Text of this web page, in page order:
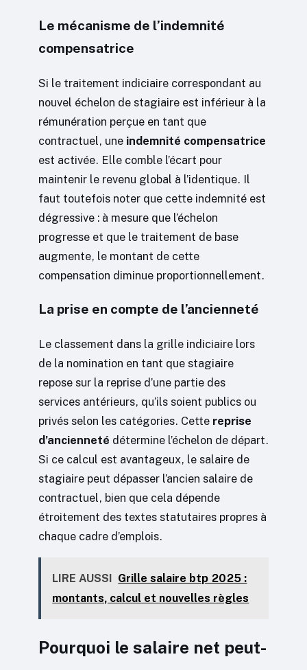
Le mécanisme de l’indemnité
compensatrice
Si le traitement indiciaire correspondant au
nouvel échelon de stagiaire est inférieur à la
rémunération perçue en tant que
contractuel, une indemnité compensatrice
est activée. Elle comble l’écart pour
maintenir le revenu global à l’identique. Il
faut toutefois noter que cette indemnité est
dégressive : à mesure que l’échelon
progresse et que le traitement de base
augmente, le montant de cette
compensation diminue proportionnellement.
La prise en compte de l’ancienneté
Le classement dans la grille indiciaire lors
de la nomination en tant que stagiaire
repose sur la reprise d’une partie des
services antérieurs, qu’ils soient publics ou
privés selon les catégories. Cette reprise
d’ancienneté détermine l’échelon de départ.
Si ce calcul est avantageux, le salaire de
stagiaire peut dépasser l’ancien salaire de
contractuel, bien que cela dépende
étroitement des textes statutaires propres à
chaque cadre d’emplois.
LIRE AUSSI Grille salaire btp 2025 :
montants, calcul et nouvelles règles
Pourquoi le salaire net peut-